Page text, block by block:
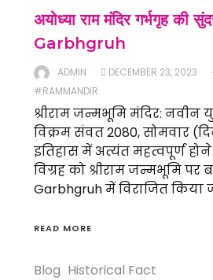
अयोध्या राम मंदिर गर्भगृह
Garbhgruh
ADMIN DECEMBER 23, 2023
#RAMMANDIR
श्रीराम जन्मभूमि मंदिर:
विक्रम संवत 2080, सोमवार
इतिहास में अत्यंत महत्वपूर्ण
विग्रह को श्रीराम जन्मभूमि
Garbhgruh में विराजित
READ MORE
Blog Historical Fact